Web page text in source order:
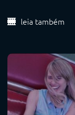
leia também